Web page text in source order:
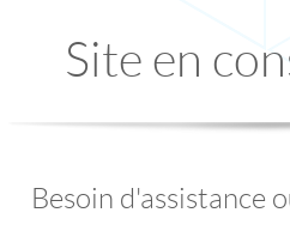
Site en
Besoin d'assistance